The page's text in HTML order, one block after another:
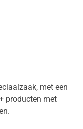
met een
producten met